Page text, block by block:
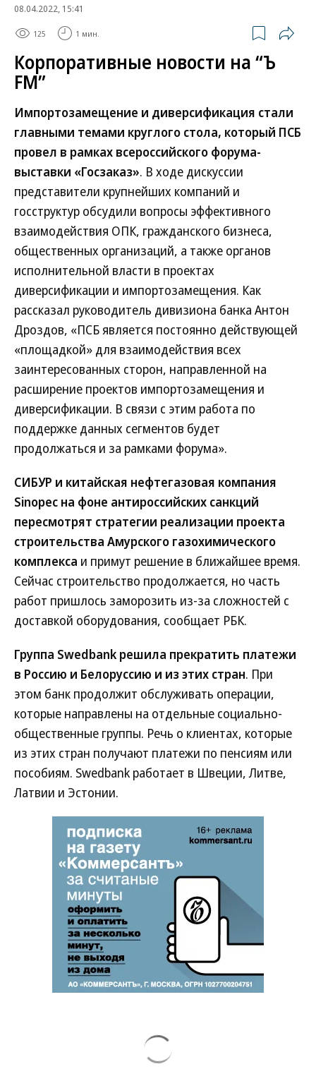
08.04.2022, 15:41
125 1 мин.
Корпоративные новости на “Ъ
FM”
Импортозамещение и диверсификация стали
главными темами круглого стола, который ПСБ
провел в рамках всероссийского форума-
выставки «Госзаказ». В ходе дискуссии
представители крупнейших компаний и
госструктур обсудили вопросы эффективного
взаимодействия ОПК, гражданского бизнеса,
общественных организаций, а также органов
исполнительной власти в проектах
диверсификации и импортозамещения. Как
рассказал руководитель дивизиона банка Антон
Дроздов, «ПСБ является постоянно действующей
«площадкой» для взаимодействия всех
заинтересованных сторон, направленной на
расширение проектов импортозамещения и
диверсификации. В связи с этим работа по
поддержке данных сегментов будет
продолжаться и за рамками форума».
СИБУР и китайская нефтегазовая компания
Sinopec на фоне антироссийских санкций
пересмотрят стратегии реализации проекта
строительства Амурского газохимического
комплекса и примут решение в ближайшее время.
Сейчас строительство продолжается, но часть
работ пришлось заморозить из-за сложностей с
доставкой оборудования, сообщает РБК.
Группа Swedbank решила прекратить платежи
в Россию и Белоруссию и из этих стран. При
этом банк продолжит обслуживать операции,
которые направлены на отдельные социально-
общественные группы. Речь о клиентах, которые
из этих стран получают платежи по пенсиям или
пособиям. Swedbank работает в Швеции, Литве,
Латвии и Эстонии.